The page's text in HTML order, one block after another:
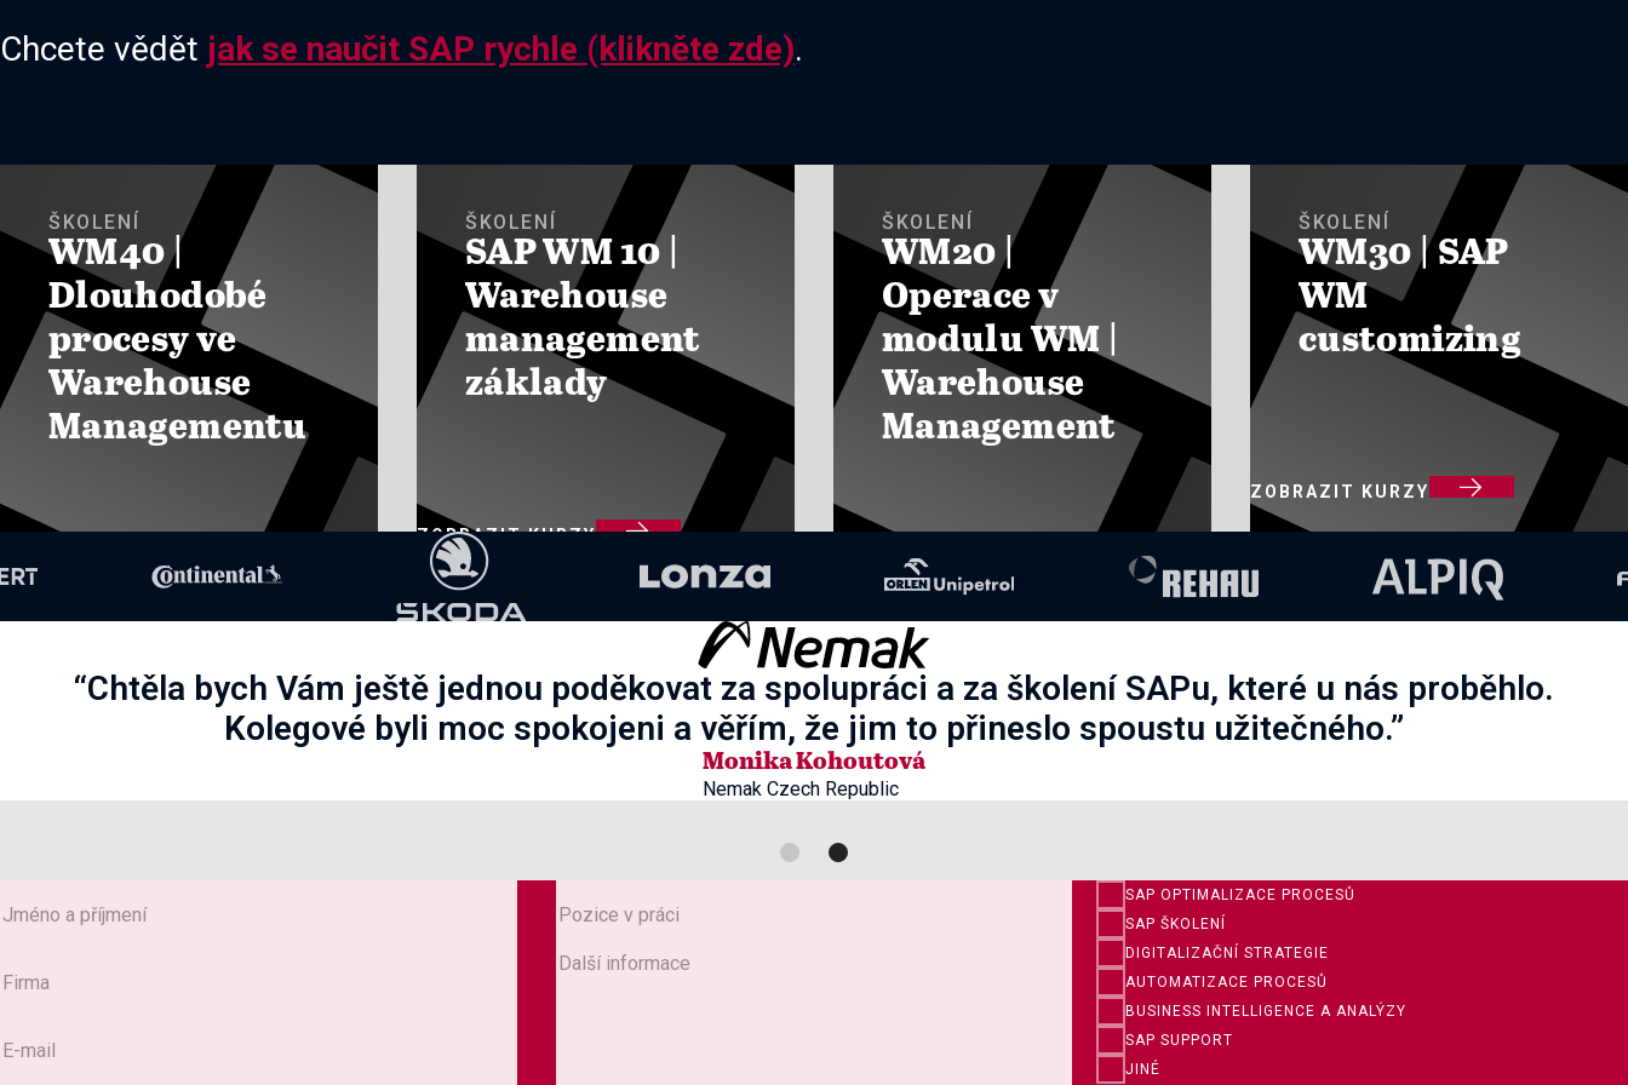
Chcete vědět jak se naučit SAP rychle (klikněte zde).
ŠKOLENÍ
WM40 |
Dlouhodobé
procesy ve
Warehouse
Managementu
ZOBRAZIT KURZY 
ŠKOLENÍ
SAP WM 10 |
Warehouse
management
základy
ZOBRAZIT KURZY 
ŠKOLENÍ
WM20 |
Operace v
modulu WM |
Warehouse
Management
ZOBRAZIT KURZY
ŠKOLENÍ
WM30 | SAP
WM
customizing
ZOBRAZIT KURZY 
“Chtěla bych Vám ještě jednou poděkovat za spolupráci a za školení SAPu, které u nás proběhlo.
Kolegové byli moc spokojeni a věřím, že jim to přineslo spoustu užitečného.”
Monika Kohoutová
Nemak Czech Republic
SAP OPTIMALIZACE PROCESŮ
SAP ŠKOLENÍ
DIGITALIZAČNÍ STRATEGIE
AUTOMATIZACE PROCESŮ
BUSINESS INTELLIGENCE A ANALÝZY
SAP SUPPORT
JINÉ